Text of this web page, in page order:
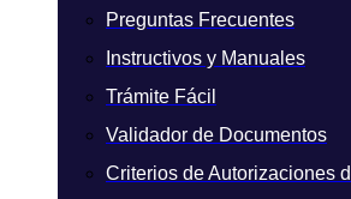
Preguntas Frecuentes
Instructivos y Manuales
Trámite Fácil
Validador de Documentos
Criterios de Autorizaciones